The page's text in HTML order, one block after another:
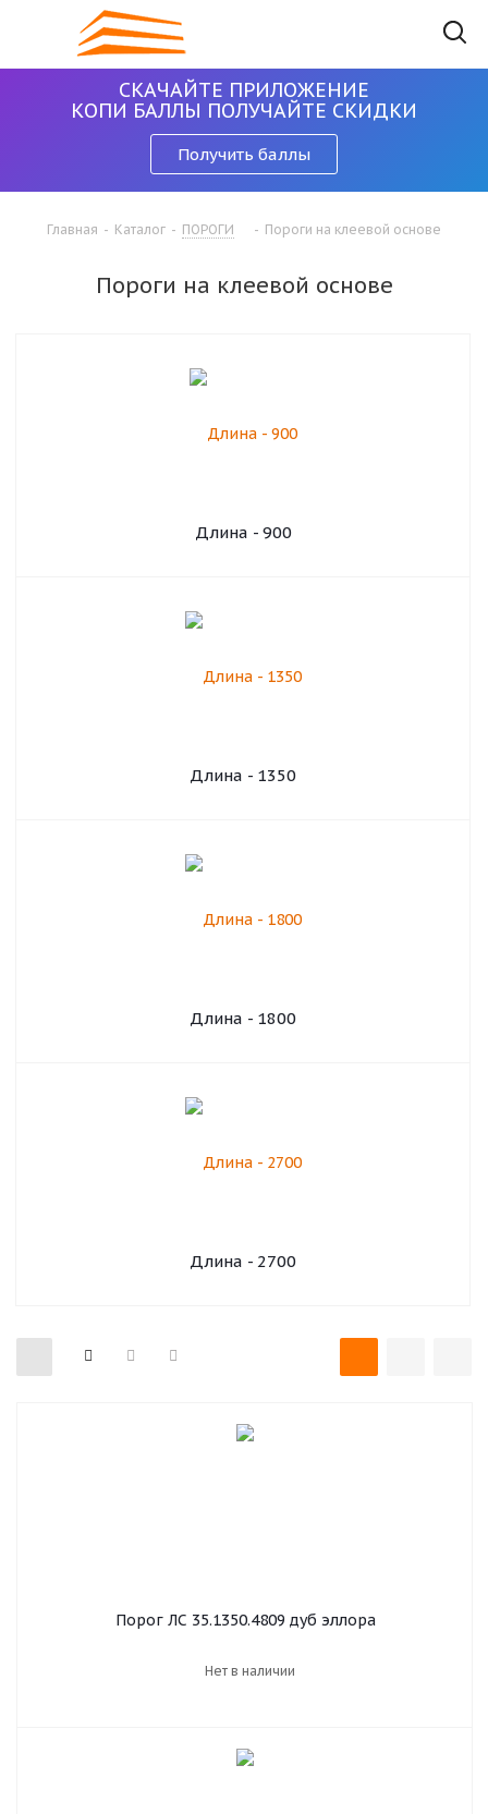
СКАЧАЙТЕ ПРИЛОЖЕНИЕ
КОПИ БАЛЛЫ ПОЛУЧАЙТЕ СКИДКИ
Получить баллы
Главная - Каталог - ПОРОГИ - Пороги на клеевой основе
Пороги на клеевой основе
Длина - 900
Длина - 1350
Длина - 1800
Длина - 2700
Порог ЛС 35.1350.4809 дуб эллора
Нет в наличии